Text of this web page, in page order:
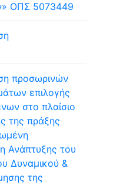
ΟΠΣ 5073449
προσωρινών
επιλογής
στο πλαίσιο
της πράξης
Ανάπτυξης του
Δυναμικού &
της